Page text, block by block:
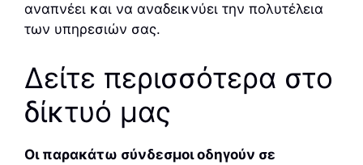
αναπνέει και να αναδεικνύει την πολυτέλεια
των υπηρεσιών σας.
Δείτε περισσότερα στο
δίκτυό μας
Οι παρακάτω σύνδεσμοι οδηγούν σε